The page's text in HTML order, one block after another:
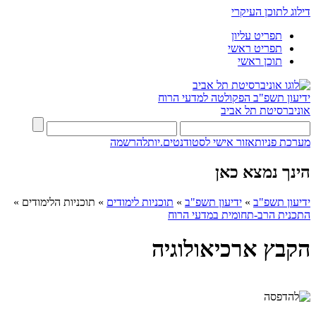
דילוג לתוכן העיקרי
תפריט עליון
תפריט ראשי
תוכן ראשי
ידיעון תשפ"ב הפקולטה למדעי הרוח
אוניברסיטת תל אביב
מערכת פניותאזור אישי לסטודנטים.יותלהרשמה
הינך נמצא כאן
ידיעון תשפ"ב » ידיעון תשפ"ב » תוכניות לימודים » תוכניות הלימודים »
התכנית הרב-תחומית במדעי הרוח
הקבץ ארכיאולוגיה